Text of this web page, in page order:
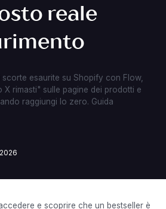
reale
scorte esaurite su Shopify con Flow,
rimasti" sulle pagine dei prodotti e
raggiungi lo zero. Guida
e scoprire che un bestseller è